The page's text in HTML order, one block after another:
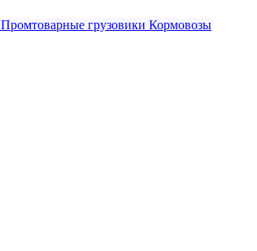
Промтоварные грузовики Кормовозы